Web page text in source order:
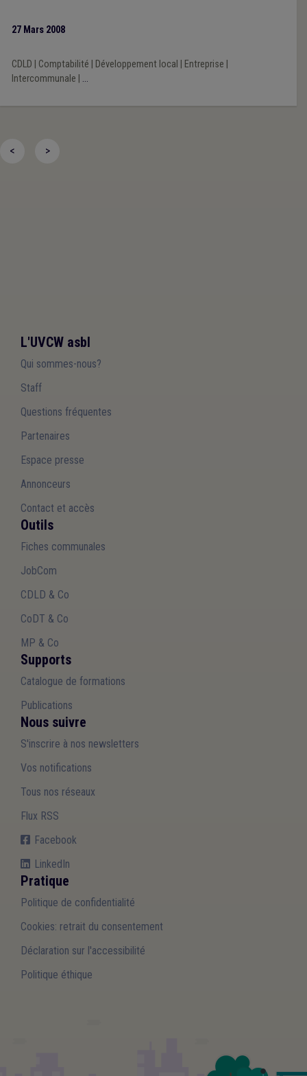
27 Mars 2008
CDLD Comptabilité Développement local Entreprise
Intercommunale
...
< >
L'UVCW asbl
Qui sommes-nous?
Staff
Questions fréquentes
Partenaires
Espace presse
Annonceurs
Contact et accès
Outils
Fiches communales
JobCom
CDLD & Co
CoDT & Co
MP & Co
Supports
Catalogue de formations
Publications
Nous suivre
S'inscrire à nos newsletters
Vos notifications
Tous nos réseaux
Flux RSS
Facebook
LinkedIn
Pratique
Politique de confidentialité
Cookies: retrait du consentement
Déclaration sur l'accessibilité
Politique éthique